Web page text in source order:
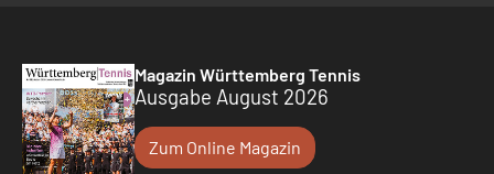
Magazin Württemberg Tennis
Ausgabe August 2026
Zum Online Magazin